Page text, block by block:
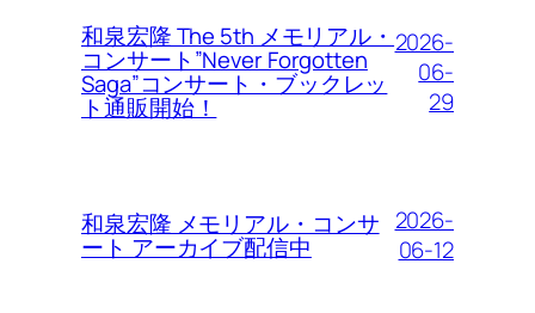
和泉宏隆 The 5th メモリアル・
コンサート”Never Forgotten
Saga”コンサート・ブックレッ
ト通販開始！
2026-
06-
29
和泉宏隆 メモリアル・コンサ
ート アーカイブ配信中
2026-
06-12